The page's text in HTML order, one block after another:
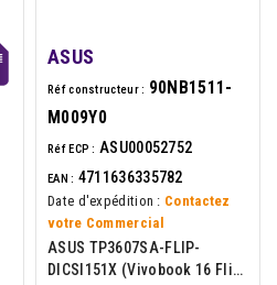
ASUS
Réf constructeur : 90NB1511-
M009Y0
Réf ECP : ASU00052752
EAN : 4711636335782
Date d'expédition : Contactez
votre Commercial
ASUS TP3607SA-FLIP-
DICSI151X (Vivobook 16 Flip)